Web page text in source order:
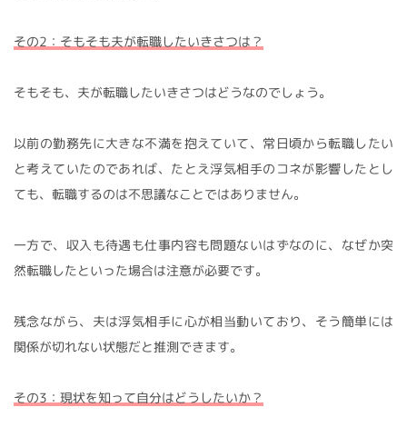
その2：そもそも夫が転職したいきさつは？
そもそも、夫が転職したいきさつはどうなのでしょう。
以前の勤務先に大きな不満を抱えていて、常日頃から転職したい
と考えていたのであれば、たとえ浮気相手のコネが影響したとし
ても、転職するのは不思議なことではありません。
一方で、収入も待遇も仕事内容も問題ないはずなのに、なぜか突
然転職したといった場合は注意が必要です。
残念ながら、夫は浮気相手に心が相当動いており、そう簡単には
関係が切れない状態だと推測できます。
その3：現状を知って自分はどうしたいか？